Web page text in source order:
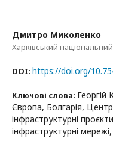
Дмитро Миколенко
Харківський
DOI: https://doi.org/
Ключові слова: Георгій
Європа, Болгарія,
інфраструктурні
інфраструктурні